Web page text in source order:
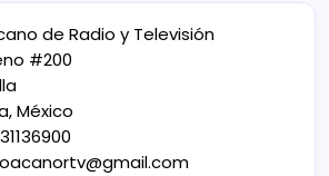
de Radio y Televisión
#200
México